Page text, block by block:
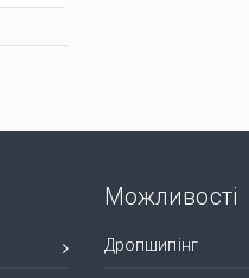
Можливості
Дропшипінг